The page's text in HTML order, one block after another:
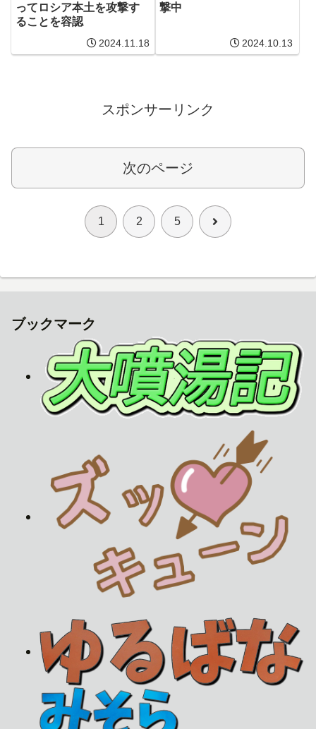
ってロシア本土を攻撃す
ることを容認
2024.11.18
撃中
2024.10.13
スポンサーリンク
次のページ
1 2 5 次
ブックマーク